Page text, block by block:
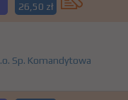
26,50 zł
Sp. Komandytowa